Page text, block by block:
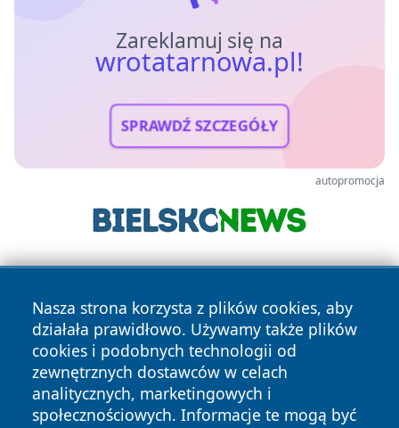
Zareklamuj się na
wrotatarnowa.pl!
SPRAWDŹ SZCZEGÓŁY
autopromocja
Nasza strona korzysta z plików cookies, aby
działała prawidłowo. Używamy także plików
cookies i podobnych technologii od
zewnętrznych dostawców w celach
analitycznych, marketingowych i
społecznościowych. Informacje te mogą być
Copyright © 2026 wrotatarnowa.pl Wszystkie prawa
zastrzeżone.